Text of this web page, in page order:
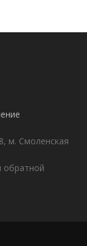
м. Смоленская
обратной